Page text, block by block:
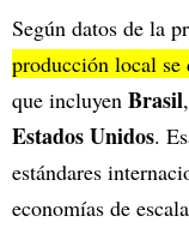
Según datos de la
producción local se
que incluyen Brasil,
Estados Unidos.
estándares
economías de